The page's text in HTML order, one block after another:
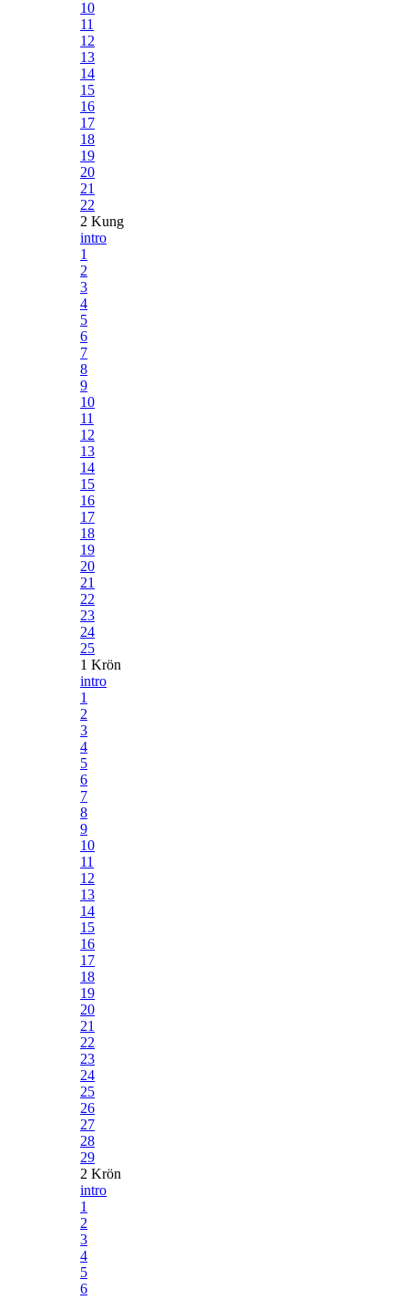
10
11
12
13
14
15
16
17
18
19
20
21
22
2 Kung
intro
1
2
3
4
5
6
7
8
9
10
11
12
13
14
15
16
17
18
19
20
21
22
23
24
25
1 Krön
intro
1
2
3
4
5
6
7
8
9
10
11
12
13
14
15
16
17
18
19
20
21
22
23
24
25
26
27
28
29
2 Krön
intro
1
2
3
4
5
6